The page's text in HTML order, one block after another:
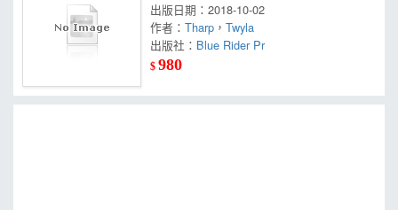
出版日期：2018-10-02
作者：Tharp ，Twyla
出版社： Blue Rider Pr
$980
簡體書
外文書